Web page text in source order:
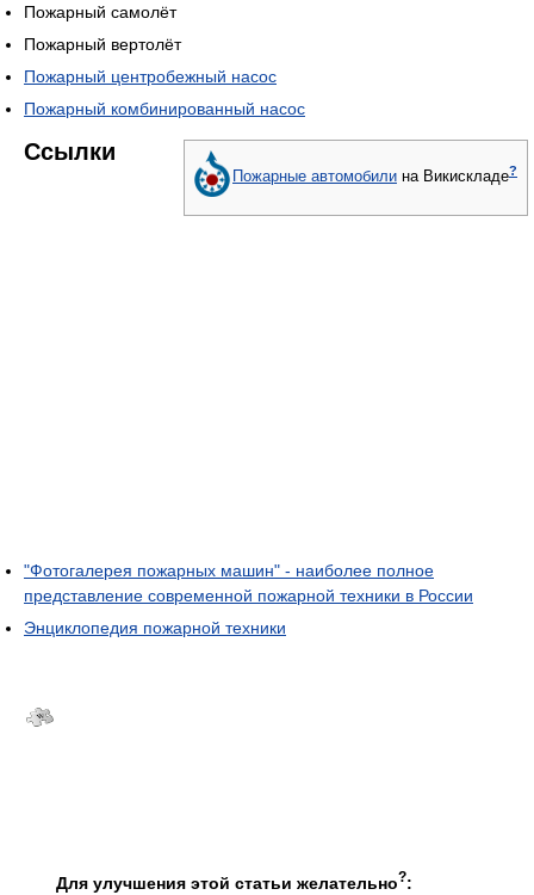
Пожарный самолёт
Пожарный вертолёт
Пожарный центробежный насос
Пожарный комбинированный насос
Пожарные автомобили на Викискладе?
Ссылки
"Фотогалерея пожарных машин" - наиболее полное
представление современной пожарной техники в России
Энциклопедия пожарной техники
Для улучшения этой статьи желательно?: